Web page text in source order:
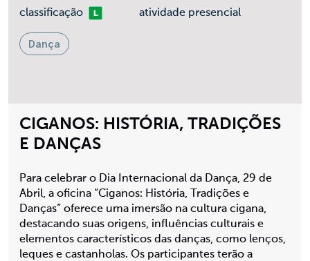
CIGANOS: HISTÓRIA, TRADIÇÕES
E DANÇAS
Para celebrar o Dia Internacional da Dança, 29 de
Abril, a oficina “Ciganos: História, Tradições e
Danças” oferece uma imersão na cultura cigana,
destacando suas origens, influências culturais e
elementos característicos das danças, como lenços,
leques e castanholas. Os participantes terão a
classificaçãoLivre atividade presencial
Dança